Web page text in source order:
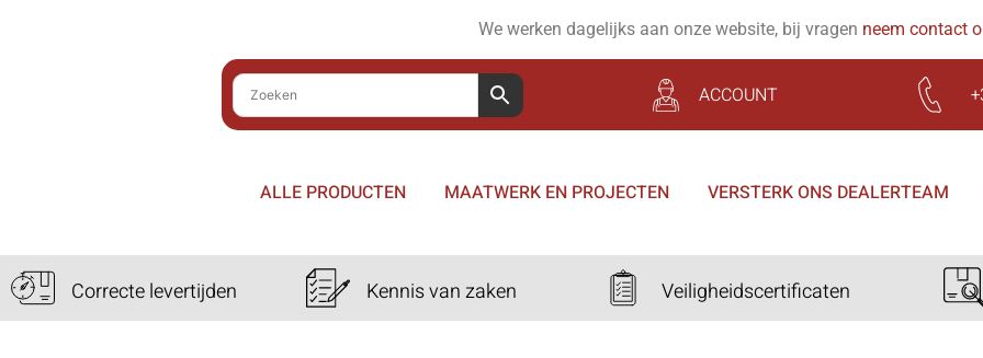
We werken dagelijks aan onze website, bij vragen neem contact
ACCOUNT
ALLE PRODUCTEN MAATWERK EN PROJECTEN VERSTERK ONS DEALERTEAM
Correcte levertijden Kennis van zaken Veiligheidscertificaten